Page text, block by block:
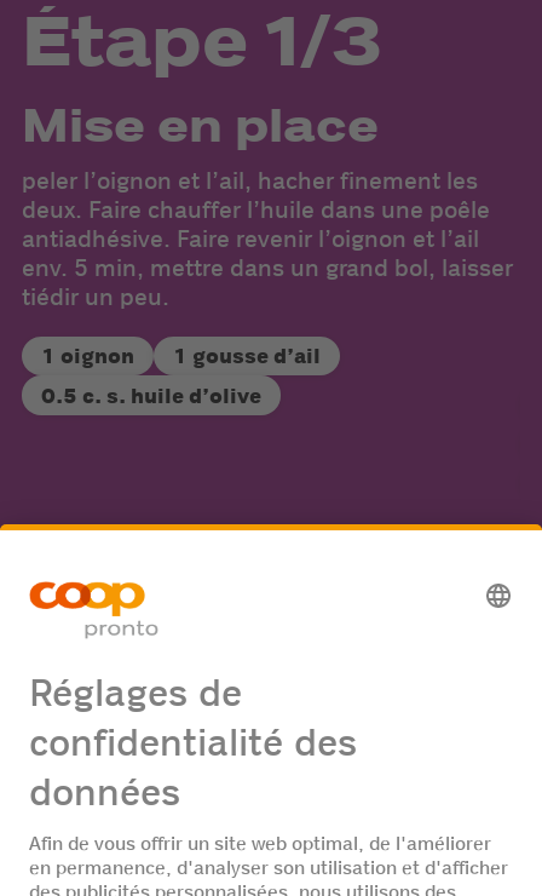
Étape 1/3
Mise en place
peler l’oignon et l’ail, hacher finement les
deux. Faire chauffer l’huile dans une poêle
antiadhésive. Faire revenir l’oignon et l’ail
env. 5 min, mettre dans un grand bol, laisser
tiédir un peu.
1 oignon
1 gousse d’ail
0.5 c. s. huile d’olive